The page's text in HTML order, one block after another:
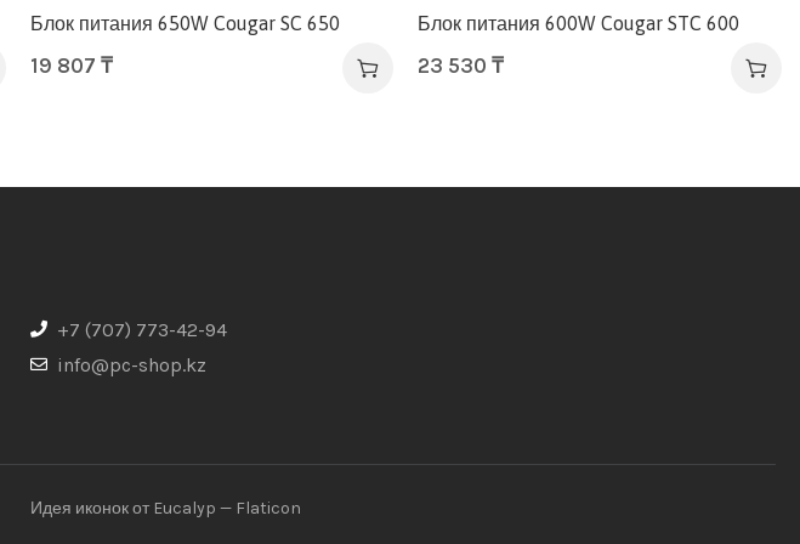
Блок питания 650W Cougar SC 650
19 807 ₸
Блок питания 600W Cougar STC 600
23 530₸
+7 (707) 773-42-94
info@pc-shop.kz
Идея иконок от Eucalyp — Flaticon